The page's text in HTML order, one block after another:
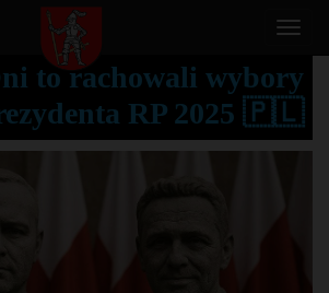
T
g
l
to rachowali wybory
RP 2025 🇵🇱